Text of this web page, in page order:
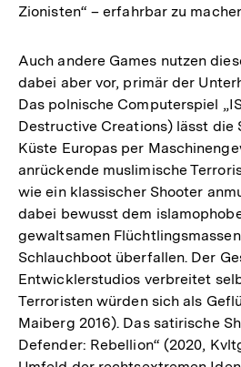
Zionisten“ – erfahrbar zu
Auch andere Games nutzen
dabei aber vor, primär der
Das polnische Computerspiel
Destructive Creations) lässt die
Küste Europas per
anrückende muslimische
wie ein klassischer Shooter
dabei bewusst dem
gewaltsamen
Schlauchboot überfallen. Der
Entwicklerstudios verbreitet
Terroristen würden sich als
Maiberg 2016). Das satirische
Defender: Rebellion“ (2020,